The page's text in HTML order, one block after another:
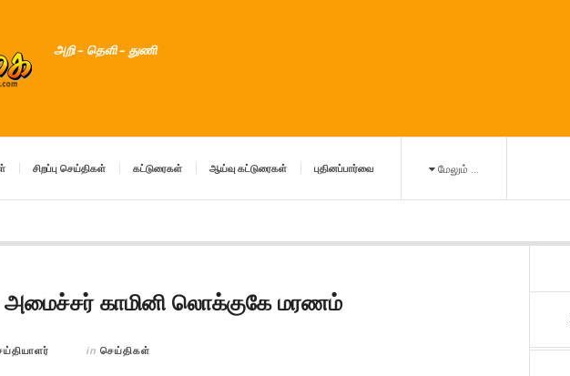
அறி – தெளி – துணி
சிறப்பு செய்திகள் கட்டுரைகள் ஆய்வு கட்டுரைகள் புதினப்பார்வை மேலும் ...
அமைச்சர் காமினி லொக்குகே மரணம்
in செய்திகள்